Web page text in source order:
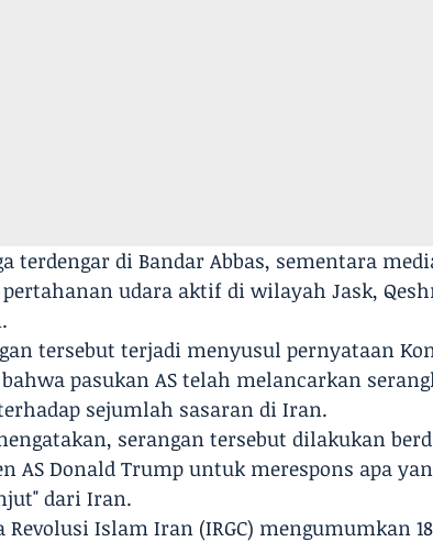
terdengar di Bandar Abbas, sementara
udara aktif di wilayah Jask,
tersebut terjadi menyusul pernyataan
bahwa pasukan AS telah melancarkan
sejumlah sasaran di Iran.
serangan tersebut dilakukan
AS Donald Trump untuk merespons apa
dari Iran.
Revolusi Islam Iran (IRGC) mengumumkan